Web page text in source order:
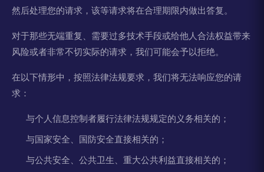
然后处理您的请求，该等请求将在合理期限内做出答复。
对于那些无端重复、需要过多技术手段或给他人合法权益带来
风险或者非常不切实际的请求，我们可能会予以拒绝。
在以下情形中，按照法律法规要求，我们将无法响应您的请
求：
与个人信息控制者履行法律法规规定的义务相关的；
与国家安全、国防安全直接相关的；
与公共安全、公共卫生、重大公共利益直接相关的；